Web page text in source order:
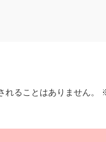
れることはありません。